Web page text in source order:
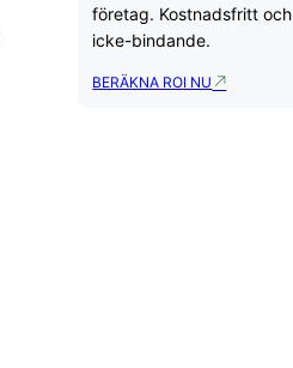
företag. Kostnadsfritt och
icke-bindande.
BERÄKNA ROI NU